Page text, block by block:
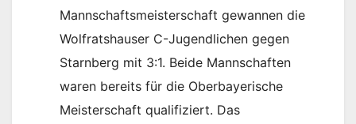
Mannschaftsmeisterschaft gewannen die
Wolfratshauser C-Jugendlichen gegen
Starnberg mit 3:1. Beide Mannschaften
waren bereits für die Oberbayerische
Meisterschaft qualifiziert. Das